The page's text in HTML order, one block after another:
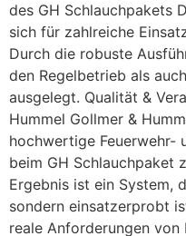
des GH Schlauchpakets
sich für zahlreiche
Durch die robuste
den Regelbetrieb als
ausgelegt. Qualität &
Hummel Gollmer &
hochwertige Feuerwehr-
beim GH Schlauchpaket
Ergebnis ist ein System,
sondern einsatzerprobt
reale Anforderungen